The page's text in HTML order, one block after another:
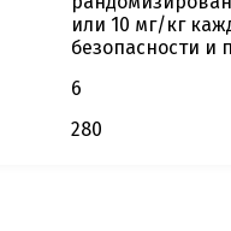
или 10 мг/кг
безопасности и
6
280